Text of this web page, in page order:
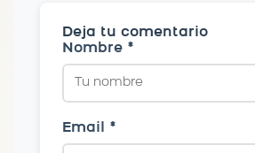
Deja tu comentario
Nombre *
Email *